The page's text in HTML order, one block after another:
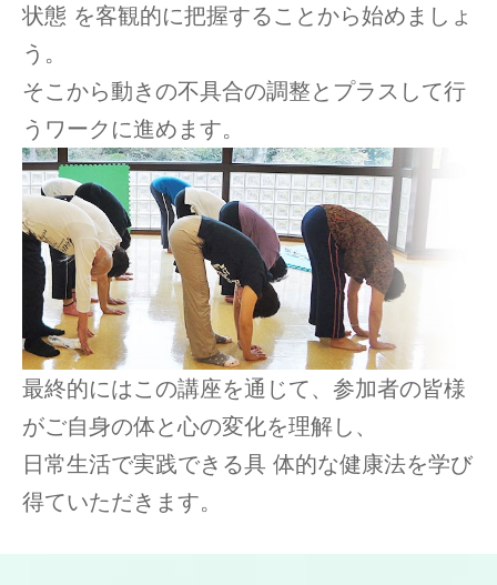
状態 を客観的に把握することから始めましょ
う。
そこから動きの不具合の調整とプラスして行
うワークに進めます。
最終的にはこの講座を通じて、参加者の皆様
がご自身の体と心の変化を理解し、
日常生活で実践できる具 体的な健康法を学び
得ていただきます。